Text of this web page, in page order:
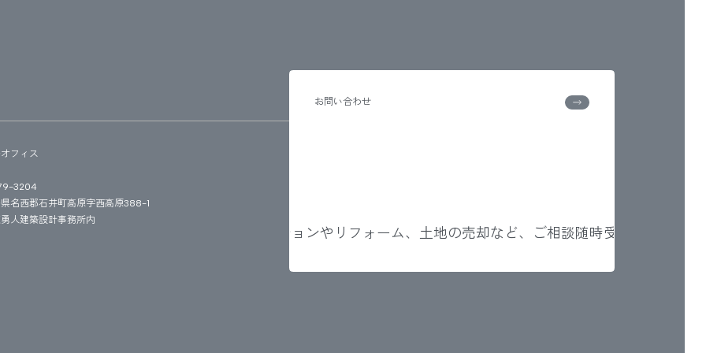
フィス
3204
名西郡石井町高原字西高原388-1
人建築設計事務所内
お問い合わせ
店舗・住まいのリノベーションやリフォーム、土地の売却など、ご相談随時受付中です。